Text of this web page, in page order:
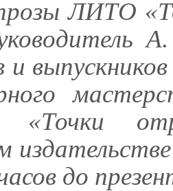
ЛИТО
и
«Точки
до